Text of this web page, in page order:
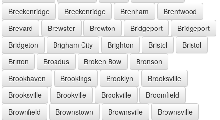
Breckenridge
Breckenridge Brenham
Brentwood
Brevard
Brewster Brewton Bridgeport
Bridgeport
Bridgeton
Brigham City Brighton Bristol
Bristol
Britton
Broadus Broken Bow
Bronson
Brookhaven
Brookings Brooklyn
Brooksville
Brooksville
Brookville Brookville
Broomfield
Brownfield
Brownstown Brownsville
Brownsville